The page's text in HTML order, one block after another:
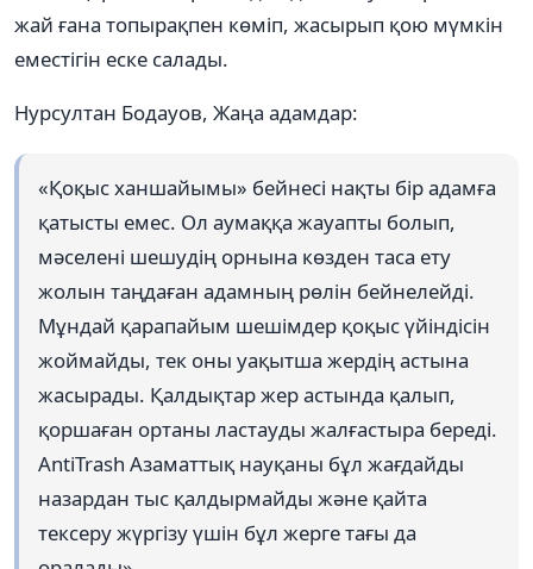
жай ғана топырақпен көміп, жасырып қою мүмкін
еместігін еске салады.
Нурсултан Бодауов, Жаңа адамдар:
«Қоқыс ханшайымы» бейнесі нақты бір адамға
қатысты емес. Ол аумаққа жауапты болып,
мәселені шешудің орнына көзден таса ету
жолын таңдаған адамның рөлін бейнелейді.
Мұндай қарапайым шешімдер қоқыс үйіндісін
жоймайды, тек оны уақытша жердің астына
жасырады. Қалдықтар жер астында қалып,
қоршаған ортаны ластауды жалғастыра береді.
AntiTrash Азаматтық науқаны бұл жағдайды
назардан тыс қалдырмайды және қайта
тексеру жүргізу үшін бұл жерге тағы да